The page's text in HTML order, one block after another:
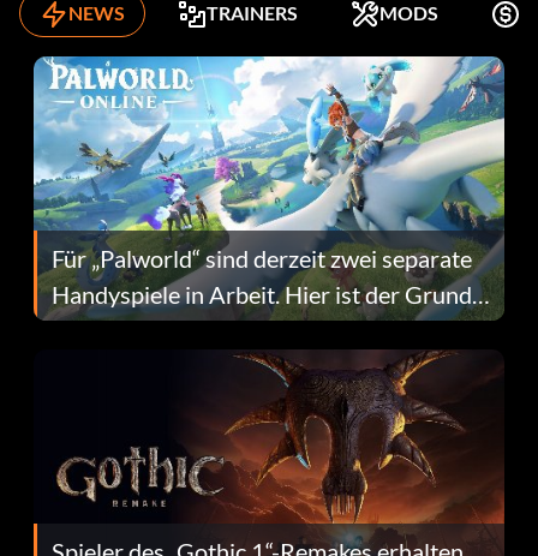
NEWS TRAINERS MODS
Für „Palworld“ sind derzeit zwei separate
Handyspiele in Arbeit. Hier ist der Grund
dafür.